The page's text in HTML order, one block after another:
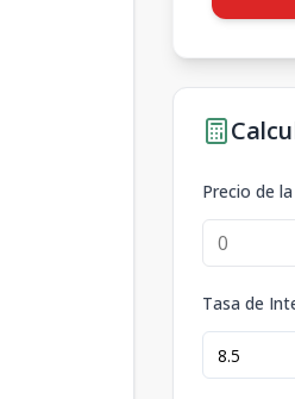
Precio de
Tasa de